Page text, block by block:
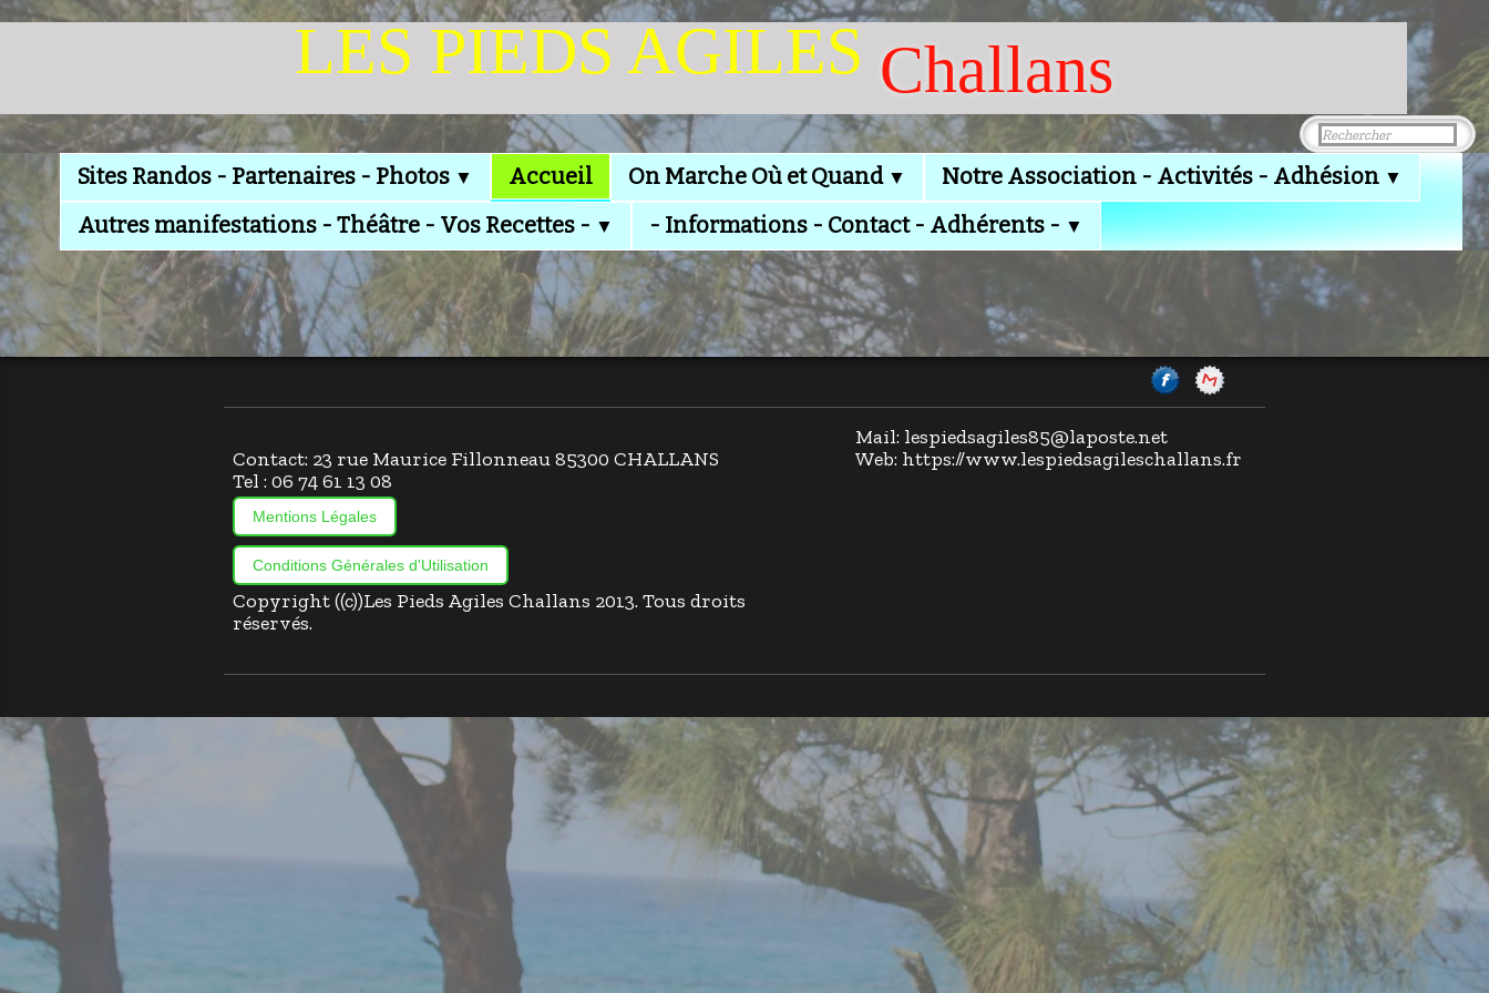
LES PIEDS AGILES Challans
Sites Randos - Partenaires - Photos ▼ Accueil On Marche Où et Quand ▼ Notre Association - Activités - Adhésion ▼
Autres manifestations - Théâtre - Vos Recettes - ▼ - Informations - Contact - Adhérents - ▼
Contact: 23 rue Maurice Fillonneau 85300 CHALLANS
Tel : 06 74 61 13 08
Mentions Légales
Conditions Générales d'Utilisation
Copyright ((c))Les Pieds Agiles Challans 2013. Tous droits
réservés.
Mail: lespiedsagiles85@laposte.net
Web: https://www.lespiedsagileschallans.fr